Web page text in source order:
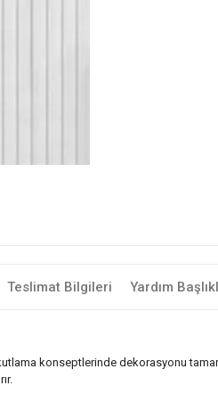
Teslimat Bilgileri Yardım
konseptlerinde dekorasyonu